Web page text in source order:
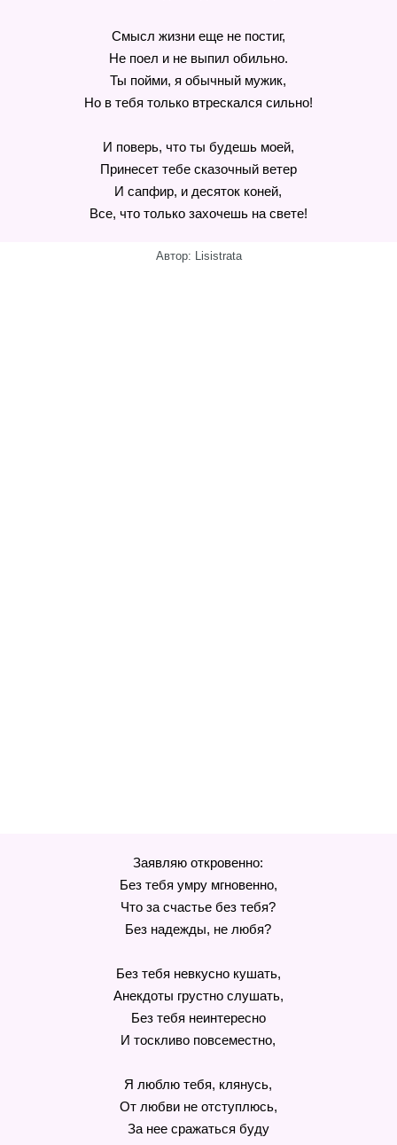
Смысл жизни еще не постиг,
Не поел и не выпил обильно.
Ты пойми, я обычный мужик,
Но в тебя только втрескался сильно!
И поверь, что ты будешь моей,
Принесет тебе сказочный ветер
И сапфир, и десяток коней,
Все, что только захочешь на свете!
Автор: Lisistrata
Заявляю откровенно:
Без тебя умру мгновенно,
Что за счастье без тебя?
Без надежды, не любя?
Без тебя невкусно кушать,
Анекдоты грустно слушать,
Без тебя неинтересно
И тоскливо повсеместно,
Я люблю тебя, клянусь,
От любви не отступлюсь,
За нее сражаться буду